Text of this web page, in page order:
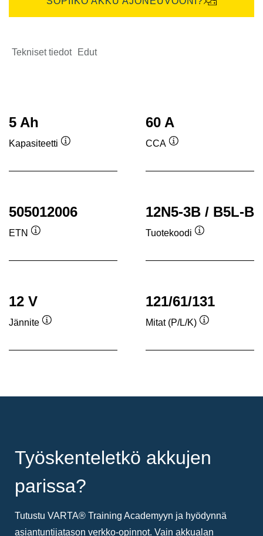
Tekniset tiedot Edut
5 Ah
Kapasiteetti
60 A
CCA
505012006
ETN
12N5-3B / B5L-B
Tuotekoodi
12 V
Jännite
121/61/131
Mitat (P/L/K)
Työskenteletkö akkujen
parissa?
Tutustu VARTA® Training Academyyn ja hyödynnä
asiantuntijatason verkko-opinnot. Vain akkualan